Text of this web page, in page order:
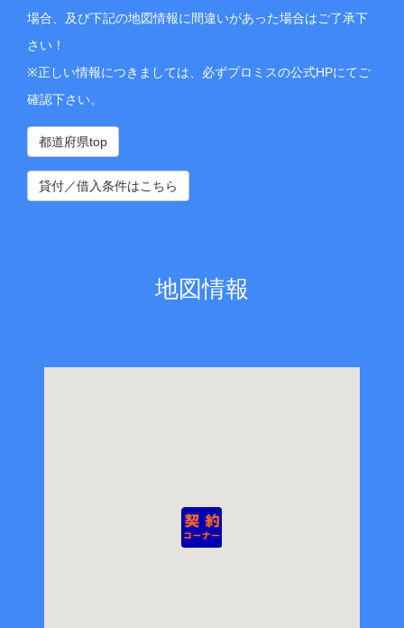
場合、及び下記の地図情報に間違いがあった場合はご了承下
さい！
※正しい情報につきましては、必ずプロミスの公式HPにてご
確認下さい。
都道府県top
貸付／借入条件はこちら
地図情報